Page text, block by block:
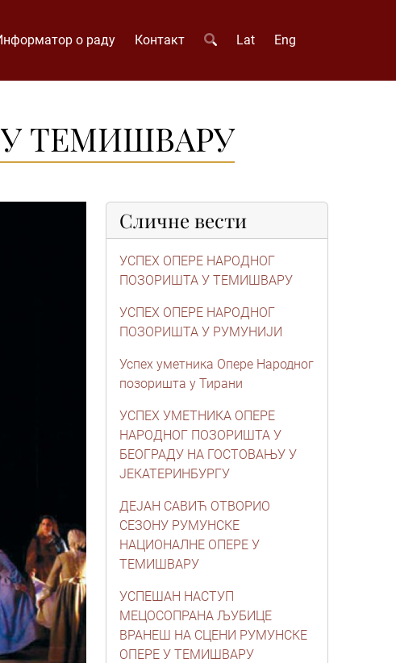
о раду Контакт Lat Eng
ТЕМИШВАРУ
Сличне вести
УСПЕХ ОПЕРЕ НАРОДНОГ
ПОЗОРИШТА У ТЕМИШВАРУ
УСПЕХ ОПЕРЕ НАРОДНОГ
ПОЗОРИШТА У РУМУНИЈИ
Успех уметника Опере Народног
позоришта у Тирани
УСПЕХ УМЕТНИКА ОПЕРЕ
НАРОДНОГ ПОЗОРИШТА У
БЕОГРАДУ НА ГОСТОВАЊУ У
JЕКАТЕРИНБУРГУ
ДЕЈАН САВИЋ ОТВОРИО
СЕЗОНУ РУМУНСКЕ
НАЦИОНАЛНЕ ОПЕРЕ У
ТЕМИШВАРУ
УСПЕШАН НАСТУП
МЕЦОСОПРАНА ЉУБИЦЕ
ВРАНЕШ НА СЦЕНИ РУМУНСКЕ
ОПЕРЕ У ТЕМИШВАРУ